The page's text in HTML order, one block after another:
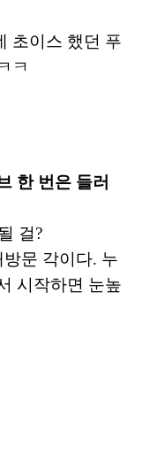
초이스 했던 푸
ㅋ
한 번은 들러
걸?
문 각이다. 누
시작하면 눈높